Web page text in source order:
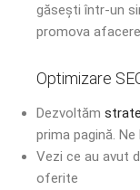
găsești într-un
promova
Optimizare
Dezvoltăm
prima pagină.
Vezi ce au avut
oferite